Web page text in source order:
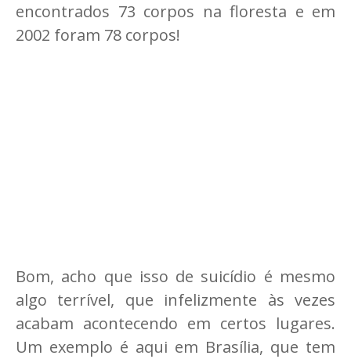
encontrados 73 corpos na floresta e em
2002 foram 78 corpos!
Bom, acho que isso de suicídio é mesmo
algo terrível, que infelizmente às vezes
acabam acontecendo em certos lugares.
Um exemplo é aqui em Brasília, que tem